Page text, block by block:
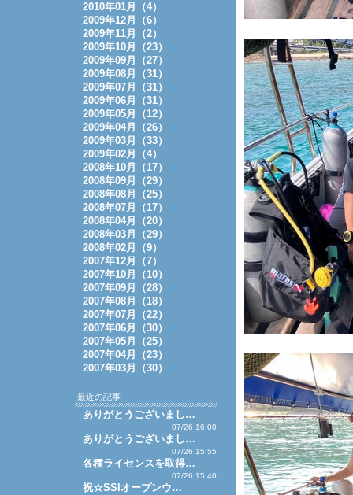
2010年01月（4）
2009年12月（6）
2009年11月（2）
2009年10月（23）
2009年09月（27）
2009年08月（31）
2009年07月（31）
2009年06月（31）
2009年05月（12）
2009年04月（26）
2009年03月（33）
2009年02月（4）
2008年10月（17）
2008年09月（29）
2008年08月（25）
2008年07月（17）
2008年04月（20）
2008年03月（29）
2008年02月（9）
2007年12月（7）
2007年10月（10）
2007年09月（28）
2007年08月（18）
2007年07月（22）
2007年06月（30）
2007年05月（25）
2007年04月（23）
2007年03月（30）
最近の記事
ありがとうございまし…
07/26 16:00
ありがとうございまし…
07/26 15:55
各種ライセンスを取得…
07/26 15:40
祝☆SSIオープンウ…